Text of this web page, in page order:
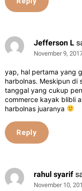
Jefferson L
November 9,
yap, hal pertama yang
harbolnas. Meskipun di
tanggal yang cukup
commerce kayak blibli
harbolnas juaranya
Reply
rahul syarif
November 10,